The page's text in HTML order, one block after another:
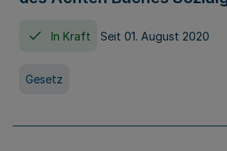
In Kraft Seit 01. August 2020
Gesetz